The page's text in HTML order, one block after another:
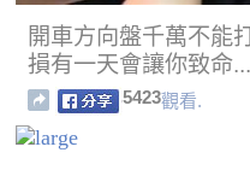
開車方向盤千萬不能
損有一天會讓你致命
了！
5423觀看.